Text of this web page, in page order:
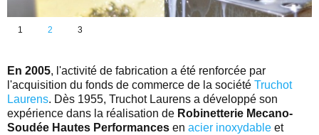
1 2 3
En 2005, l'activité de fabrication a été renforcée par
l'acquisition du fonds de commerce de la société Truchot
Laurens. Dès 1955, Truchot Laurens a développé son
expérience dans la réalisation de Robinetterie Mecano-
Soudée Hautes Performances en acier inoxydable et